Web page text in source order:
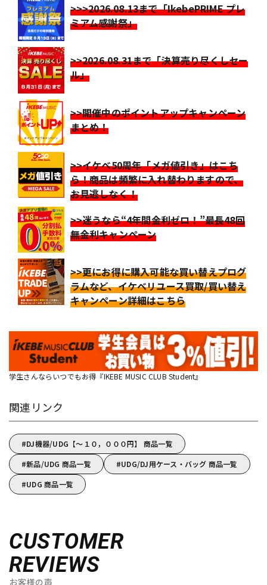
>>>2026.08.13まで「IkebePRIME プレ
ミアム感謝祭」
>>2026.08.31まで「決算売り尽くしセー
ル」
>>開催中のポイントアップキャンペーン
まとめ！
>>イケベ50周年「メガ値引き」はこち
ら！商品は頻繁に入れ替わりますので、
お見逃しなく！
>>迷うなら“4年間金利ゼロ！”最長48回
無金利キャンペーン
>>更にお得に購入可能な買い替えプログ
ラムなど、イケベリユース買取/買い替え
キャンペーン詳細はこちら
学生さんならいつでもお得『IKEBE MUSIC CLUB Student』
関連リンク
DJ機器/UDG【～１０，０００円】 商品一覧
新品/UDG 商品一覧
UDG/DJ用ケース・バッグ 商品一覧
UDG 商品一覧
CUSTOMER
REVIEWS
お客様の声